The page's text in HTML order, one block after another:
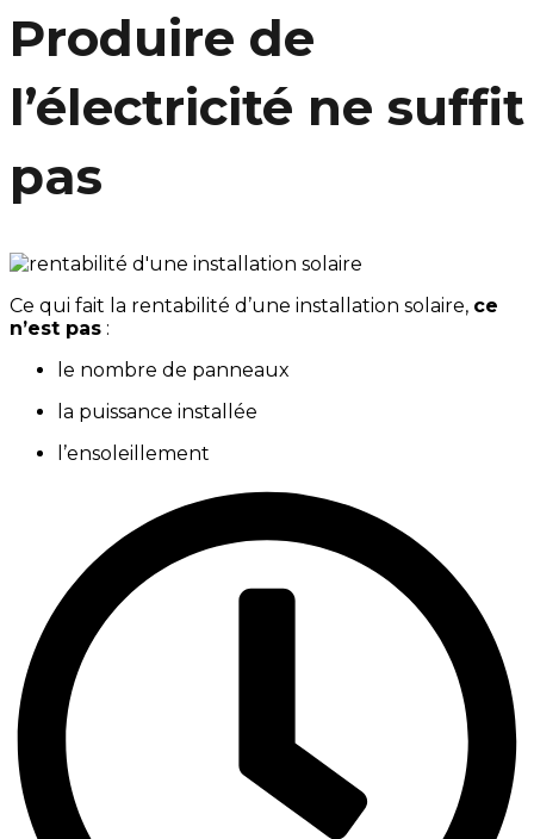
Produire de
l’électricité ne suffit
pas
Ce qui fait la rentabilité d’une installation solaire, ce
n’est pas :
le nombre de panneaux
la puissance installée
l’ensoleillement